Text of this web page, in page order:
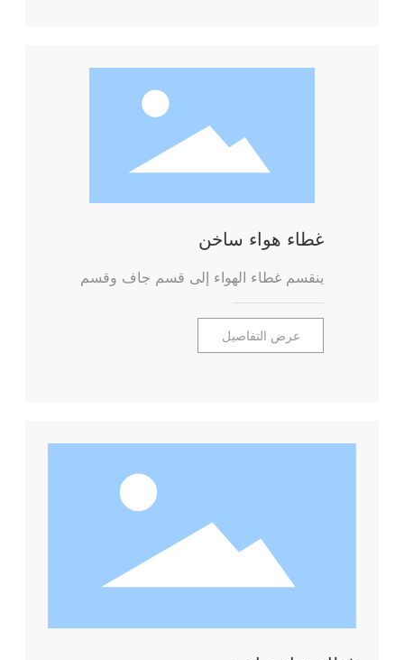
غطاء هواء ساخن
ينقسم غطاء الهواء إلى قسم جاف وقسم
عرض التفاصيل